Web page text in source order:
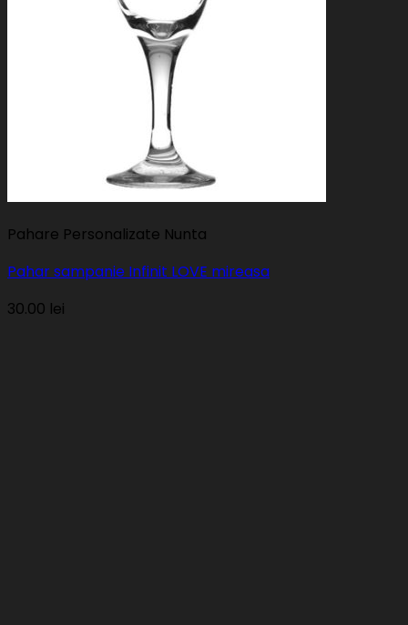
Pahare Personalizate Nunta
Pahar sampanie Infinit LOVE mireasa
30.00 lei